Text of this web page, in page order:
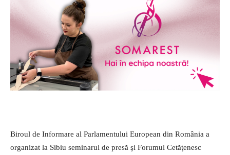
Biroul de Informare al Par­lamentului European din România a
organizat la Sibiu seminarul de presă şi Forumul Cetăţenesc